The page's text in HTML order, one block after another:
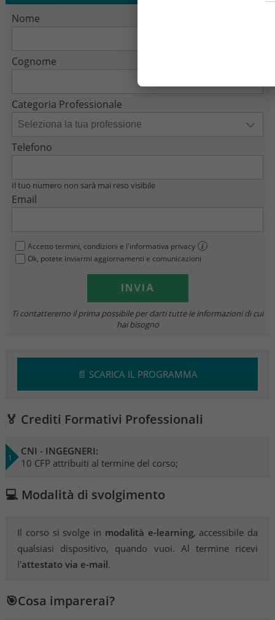
Nome
Cognome
Categoria Professionale
Telefono
Il tuo numero non sarà mai reso visibile
Email
Accetto termini, condizioni e l'informativa privacy i
Ok, potete inviarmi aggiornamenti e comunicazioni
Ti contatteremo il prima possibile per darti tutte le informazioni di cui
hai bisogno
📄 SCARICA IL PROGRAMMA
🏅 Crediti Formativi Professionali
CNI - INGEGNERI:
10 CFP attribuiti al termine del corso;
💻 Modalità di svolgimento
Il corso si svolge in modalità e-learning, accessibile da
qualsiasi dispositivo, quando vuoi. Al termine ricevi
l'attestato via e-mail.
🎯Cosa imparerai?